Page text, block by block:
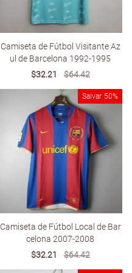
Camiseta de Fútbol Visitante Az
ul de Barcelona 1992-1995
Sale
$32.21
Regular
$64.42
Salvar 50%
Camiseta de Fútbol Local de Bar
celona 2007-2008
Sale
$32.21
Regular
$64.42